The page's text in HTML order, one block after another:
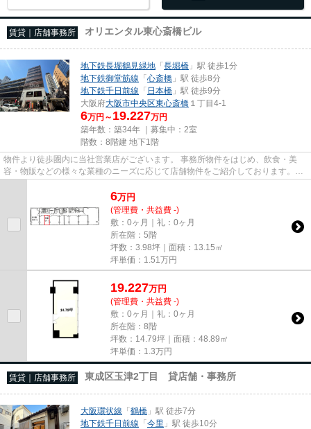
賃貸｜店舗事務所 オリエンタル東心斎橋ビル
地下鉄長堀鶴見緑地 「長堀橋 」駅 徒歩1分
地下鉄御堂筋線 「心斎橋 」駅 徒歩8分
地下鉄千日前線 「 日本橋 」駅 徒歩9分
大阪府大阪市中央区東心斎橋 １丁目4-1
6万円～ 19.227万円
築年数：築34年 ｜募集中： 2室
階数：8階建 地下1階
物件より徒歩圏内に当社営業店がございます。 事務所物件をはじめ、飲食・美
容・物販などの様々な業種のニーズに応じて店舗物件をご紹介しております。
尚、弊社ではおとり広告は一切...
6万円
(管理費・共益費 -)
敷：0ヶ月｜礼：0ヶ月
所在階：5階
坪数：3.98坪｜面積：13.15㎡
坪単価： 1.51 万円
19.227万円
(管理費・共益費 -)
敷：0ヶ月｜礼：0ヶ月
所在階：8階
坪数：14.79坪｜面積：48.89㎡
坪単価： 1.3万円
賃貸｜店舗事務所 東成区玉津2丁目 貸店舗・事務所
大阪環状線 「鶴橋 」駅 徒歩7分
地下鉄千日前線 「今里 」駅 徒歩10分